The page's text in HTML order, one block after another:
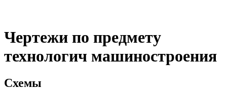
Чертежи по предмету
технологич машиностроения
Схемы